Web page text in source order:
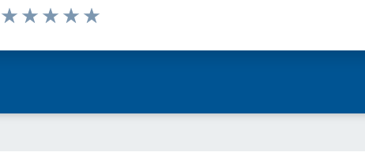
Valuta da 1 a 5 stelle la pagina